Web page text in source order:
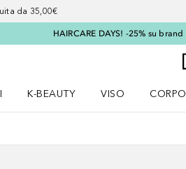
da 35,00€
HAIRCARE DAYS! -25% su
K-BEAUTY
VISO
CORPO